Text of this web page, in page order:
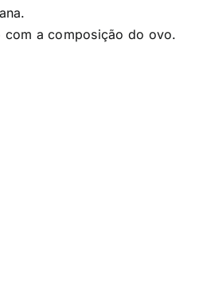
com a composição do ovo.